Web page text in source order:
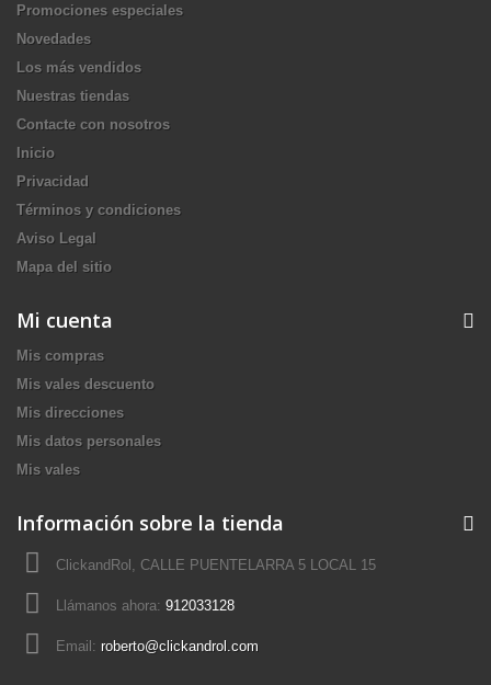
Promociones especiales
Novedades
Los más vendidos
Nuestras tiendas
Contacte con nosotros
Inicio
Privacidad
Términos y condiciones
Aviso Legal
Mapa del sitio
Mi cuenta
Mis compras
Mis vales descuento
Mis direcciones
Mis datos personales
Mis vales
Información sobre la tienda
ClickandRol, CALLE PUENTELARRA 5 LOCAL 15
Llámanos ahora: 912033128
Email: roberto@clickandrol.com